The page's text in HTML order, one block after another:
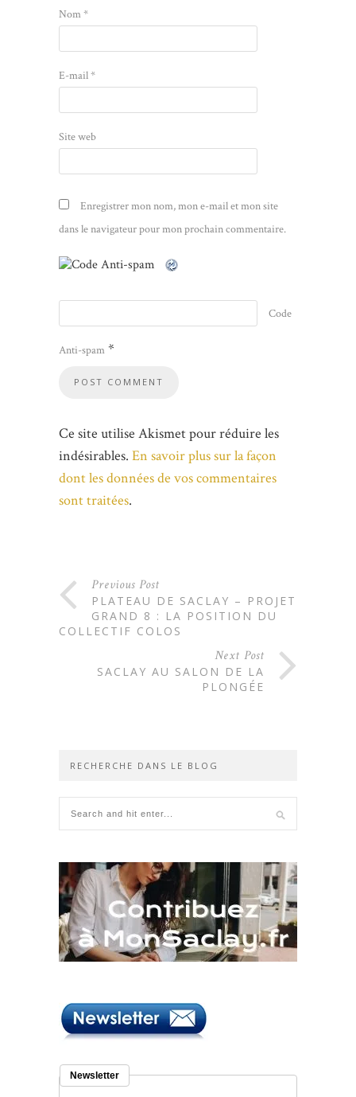
Nom*
E-mail*
Site web
Enregistrer mon nom, mon e-mail et mon site
dans le navigateur pour mon prochain commentaire.
Code
Anti-spam *
Ce site utilise Akismet pour réduire les
indésirables. En savoir plus sur la façon
dont les données de vos commentaires
sont traitées.
Previous Post
PLATEAU DE SACLAY – PROJET
GRAND 8 : LA POSITION DU
COLLECTIF COLOS
Next Post
SACLAY AU SALON DE LA
PLONGÉE
RECHERCHE DANS LE BLOG
Newsletter